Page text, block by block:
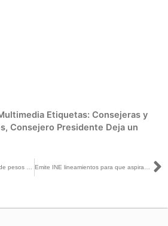
Etiquetas: Consejeras y
, Consejero Presidente Deja un